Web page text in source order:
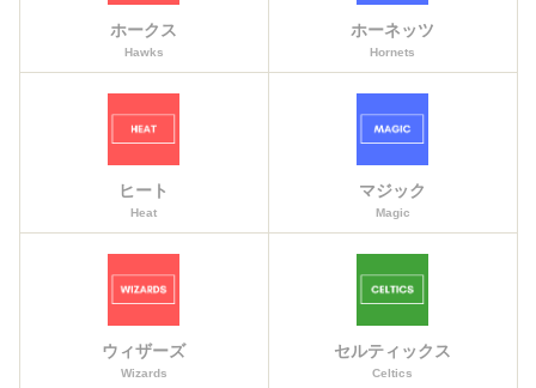
ホークス
Hawks
ホーネッツ
Hornets
ヒート
Heat
マジック
Magic
ウィザーズ
Wizards
セルティックス
Celtics